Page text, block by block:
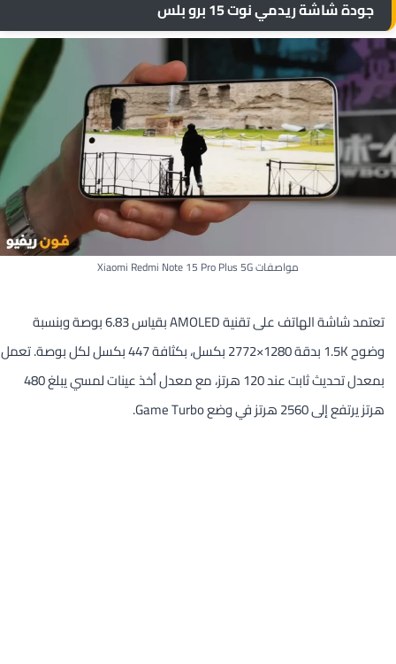
جودة شاشة ريدمي نوت 15 برو بلس
مواصفات Xiaomi Redmi Note 15 Pro Plus 5G
تعتمد شاشة الهاتف على تقنية AMOLED بقياس 6.83 بوصة وبنسبة
وضوح 1.5K بدقة 1280×2772 بكسل، بكثافة 447 بكسل لكل بوصة. تعمل
بمعدل تحديث ثابت عند 120 هرتز، مع معدل أخذ عينات لمسي يبلغ 480
هرتز يرتفع إلى 2560 هرتز في وضع Game Turbo.